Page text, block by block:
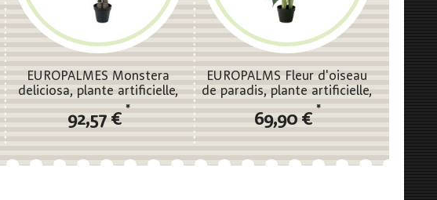
EUROPALMES Monstera
deliciosa, plante artificielle,
92,57 €
*
EUROPALMS Fleur d'oiseau
de paradis, plante artificielle,
69,90 €
*